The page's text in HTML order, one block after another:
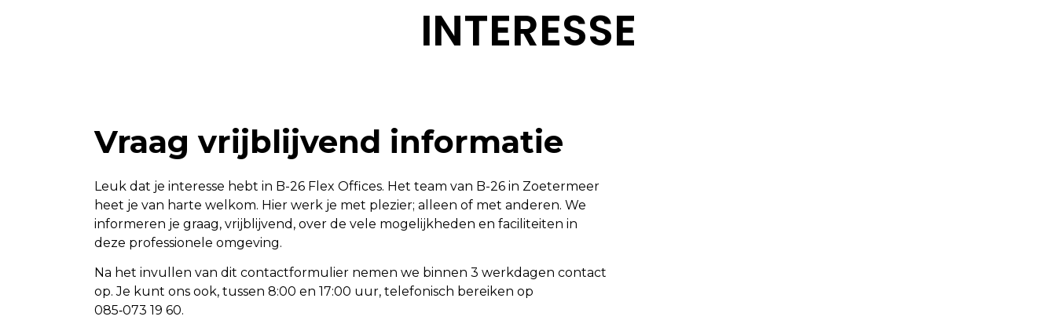
INTERESSE
Vraag vrijblijvend informatie
Leuk dat je interesse hebt in B-26 Flex Offices. Het team van B-26 in Zoetermeer
heet je van harte welkom. Hier werk je met plezier; alleen of met anderen. We
informeren je graag, vrijblijvend, over de vele mogelijkheden en faciliteiten in
deze professionele omgeving.
Na het invullen van dit contactformulier nemen we binnen 3 werkdagen contact
op. Je kunt ons ook, tussen 8:00 en 17:00 uur, telefonisch bereiken op
085‑073 19 60.